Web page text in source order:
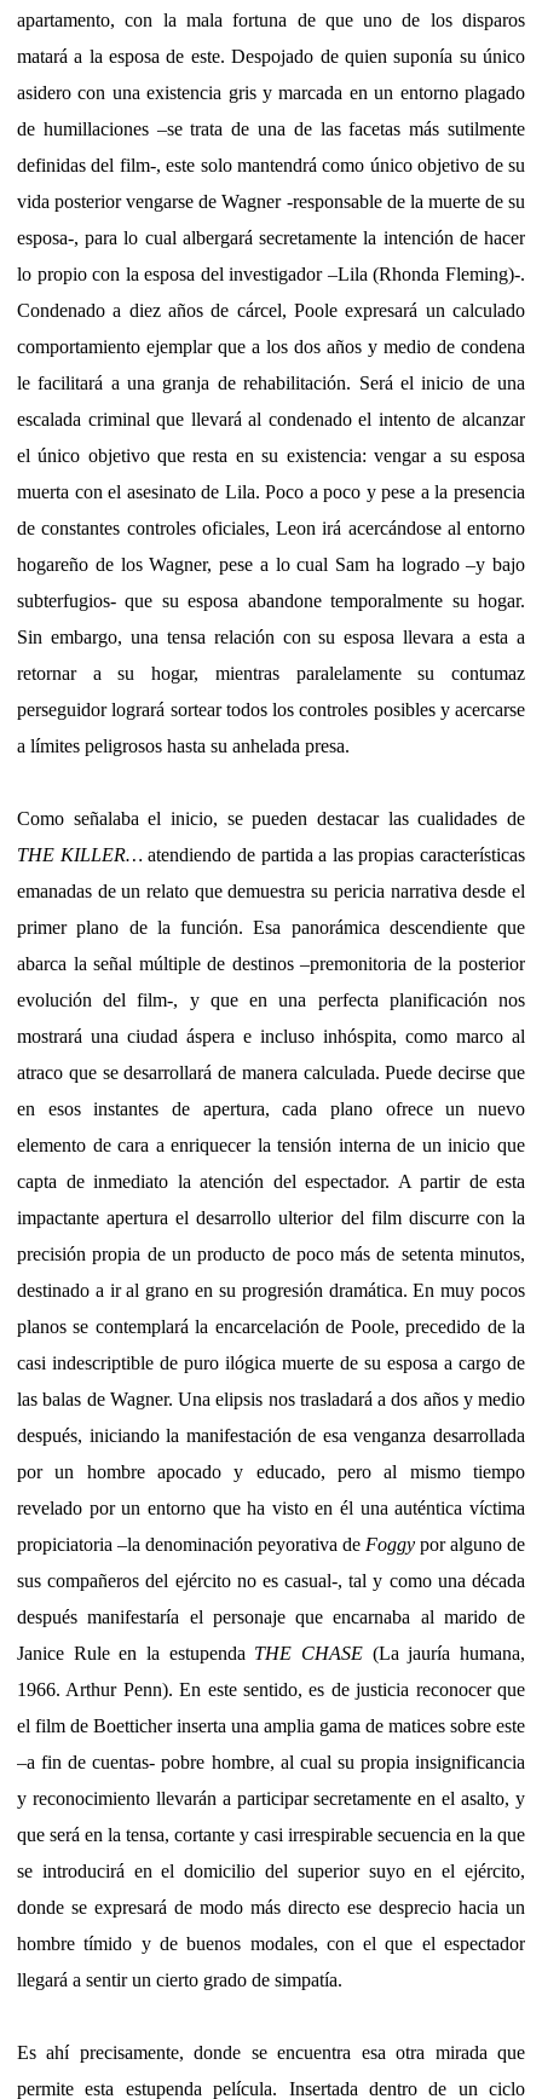
apartamento, con la mala fortuna de que uno de los disparos
matará a la esposa de este. Despojado de quien suponía su único
asidero con una existencia gris y marcada en un entorno plagado
de humillaciones –se trata de una de las facetas más sutilmente
definidas del film-, este solo mantendrá como único objetivo de su
vida posterior vengarse de Wagner -responsable de la muerte de su
esposa-, para lo cual albergará secretamente la intención de hacer
lo propio con la esposa del investigador –Lila (Rhonda Fleming)-.
Condenado a diez años de cárcel, Poole expresará un calculado
comportamiento ejemplar que a los dos años y medio de condena
le facilitará a una granja de rehabilitación. Será el inicio de una
escalada criminal que llevará al condenado el intento de alcanzar
el único objetivo que resta en su existencia: vengar a su esposa
muerta con el asesinato de Lila. Poco a poco y pese a la presencia
de constantes controles oficiales, Leon irá acercándose al entorno
hogareño de los Wagner, pese a lo cual Sam ha logrado –y bajo
subterfugios- que su esposa abandone temporalmente su hogar.
Sin embargo, una tensa relación con su esposa llevara a esta a
retornar a su hogar, mientras paralelamente su contumaz
perseguidor logrará sortear todos los controles posibles y acercarse
a límites peligrosos hasta su anhelada presa.
Como señalaba el inicio, se pueden destacar las cualidades de
THE KILLER… atendiendo de partida a las propias características
emanadas de un relato que demuestra su pericia narrativa desde el
primer plano de la función. Esa panorámica descendiente que
abarca la señal múltiple de destinos –premonitoria de la posterior
evolución del film-, y que en una perfecta planificación nos
mostrará una ciudad áspera e incluso inhóspita, como marco al
atraco que se desarrollará de manera calculada. Puede decirse que
en esos instantes de apertura, cada plano ofrece un nuevo
elemento de cara a enriquecer la tensión interna de un inicio que
capta de inmediato la atención del espectador. A partir de esta
impactante apertura el desarrollo ulterior del film discurre con la
precisión propia de un producto de poco más de setenta minutos,
destinado a ir al grano en su progresión dramática. En muy pocos
planos se contemplará la encarcelación de Poole, precedido de la
casi indescriptible de puro ilógica muerte de su esposa a cargo de
las balas de Wagner. Una elipsis nos trasladará a dos años y medio
después, iniciando la manifestación de esa venganza desarrollada
por un hombre apocado y educado, pero al mismo tiempo
revelado por un entorno que ha visto en él una auténtica víctima
propiciatoria –la denominación peyorativa de Foggy por alguno de
sus compañeros del ejército no es casual-, tal y como una década
después manifestaría el personaje que encarnaba al marido de
Janice Rule en la estupenda THE CHASE (La jauría humana,
1966. Arthur Penn). En este sentido, es de justicia reconocer que
el film de Boetticher inserta una amplia gama de matices sobre este
–a fin de cuentas- pobre hombre, al cual su propia insignificancia
y reconocimiento llevarán a participar secretamente en el asalto, y
que será en la tensa, cortante y casi irrespirable secuencia en la que
se introducirá en el domicilio del superior suyo en el ejército,
donde se expresará de modo más directo ese desprecio hacia un
hombre tímido y de buenos modales, con el que el espectador
llegará a sentir un cierto grado de simpatía.
Es ahí precisamente, donde se encuentra esa otra mirada que
permite esta estupenda película. Insertada dentro de un ciclo